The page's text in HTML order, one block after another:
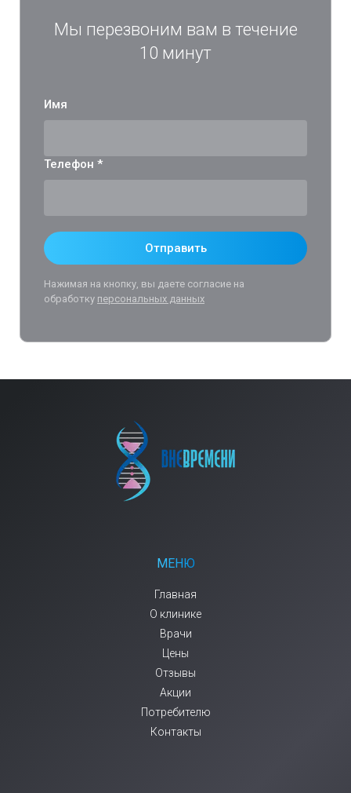
Мы перезвоним вам в течение
10 минут
Имя
Телефон *
Отправить
Нажимая на кнопку, вы даете согласие на
обработку персональных данных
МЕНЮ
Главная
О клинике
Врачи
Цены
Отзывы
Акции
Потребителю
Контакты